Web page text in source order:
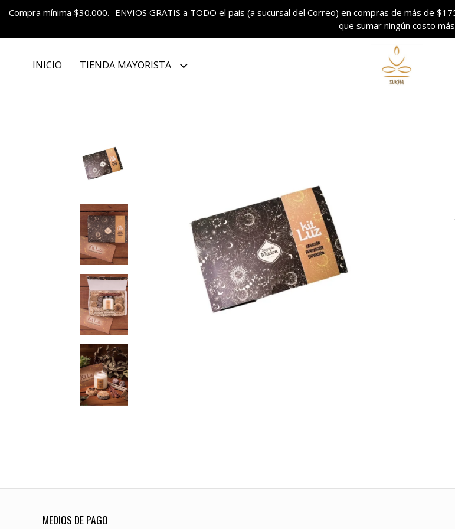
Compra mínima $30.000.- ENVIOS GRATIS a TODO el pais (a sucursal del Correo) en compras de más de
que sumar ningún costo más
INICIO TIENDA MAYORISTA
MEDIOS DE PAGO